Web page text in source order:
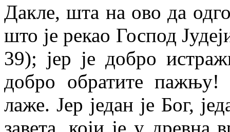
Дакле, шта на ово да
што је рекао Господ
39); јер је добро
добро обратите
лаже. Јер један је Бог,
завета, који је у древна